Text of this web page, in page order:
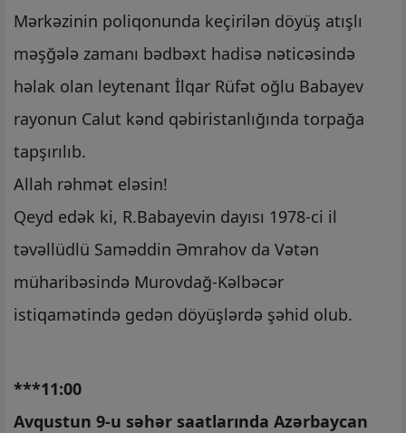
Mərkəzinin poliqonunda keçirilən döyüş atışlı
məşğələ zamanı bədbəxt hadisə nəticəsində
həlak olan leytenant İlqar Rüfət oğlu Babayev
rayonun Calut kənd qəbiristanlığında torpağa
tapşırılıb.
Allah rəhmət eləsin!
Qeyd edək ki, R.Babayevin dayısı 1978-ci il
təvəllüdlü Saməddin Əmrahov da Vətən
müharibəsində Murovdağ-Kəlbəcər
istiqamətində gedən döyüşlərdə şəhid olub.
***11:00
Avqustun 9-u səhər saatlarında Azərbaycan